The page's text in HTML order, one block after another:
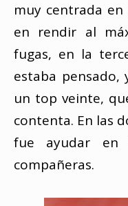
muy centrada
en rendir al
fugas, en la
estaba
un top veinte,
contenta. En las
fue ayudar
compañeras.